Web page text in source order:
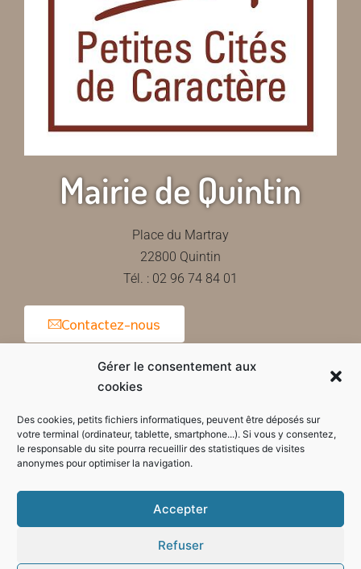
Gérer le consentement aux
cookies
Des cookies, petits fichiers informatiques, peuvent être déposés sur
votre terminal (ordinateur, tablette, smartphone...). Si vous y consentez,
le responsable du site pourra recueillir des statistiques de visites
anonymes pour optimiser la navigation.
Accepter
Refuser
Mairie de Quintin
Place du Martray
22800 Quintin
Tél. : 02 96 74 84 01
Contactez-nous
Horaires d'ouverture de la mairie